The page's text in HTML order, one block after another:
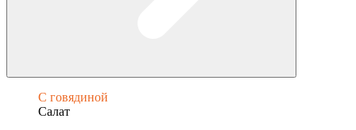
С говядиной
Салат